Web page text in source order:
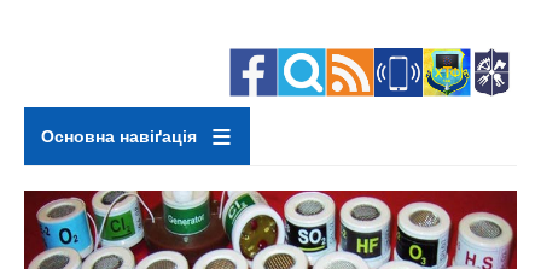
Основна навіґація